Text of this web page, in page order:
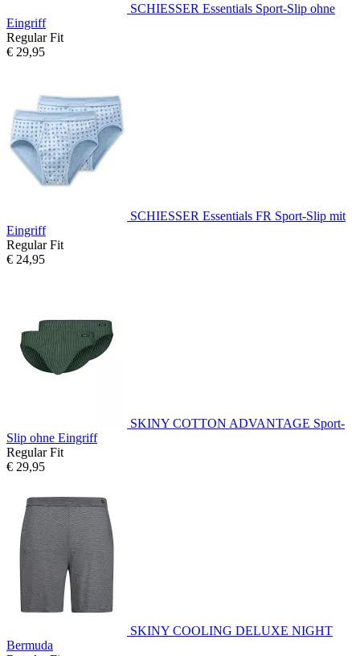
SCHIESSER Essentials Sport-Slip ohne
Eingriff
Regular Fit
€ 29,95
SCHIESSER Essentials FR Sport-Slip mit
Eingriff
Regular Fit
€ 24,95
SKINY COTTON ADVANTAGE Sport-
Slip ohne Eingriff
Regular Fit
€ 29,95
SKINY COOLING DELUXE NIGHT
Bermuda